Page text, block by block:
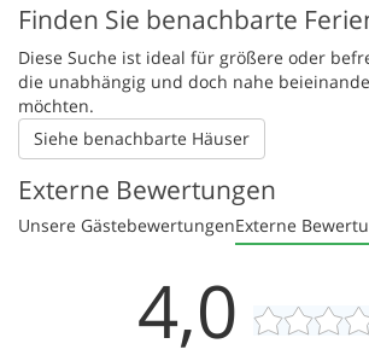
Finden Sie benachbarte
Diese Suche ist ideal für größere oder
die unabhängig und doch nahe
möchten.
Siehe benachbarte Häuser
Externe Bewertungen
Unsere GästebewertungenExterne
4,0